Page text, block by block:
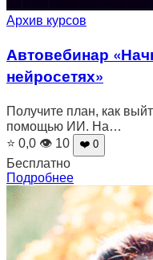
Архив курсов
Автовебинар
нейросетях»
Получите план, как
помощью ИИ. На…
⭐ 0,0 👁 10 ❤️ 0
Бесплатно
Подробнее